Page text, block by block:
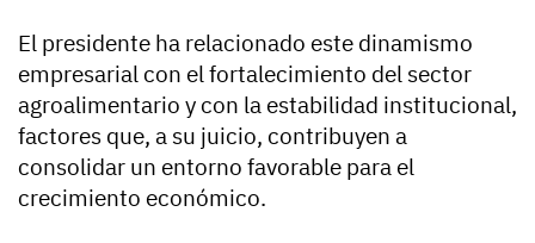
El presidente ha relacionado este dinamismo
empresarial con el fortalecimiento del sector
agroalimentario y con la estabilidad institucional,
factores que, a su juicio, contribuyen a
consolidar un entorno favorable para el
crecimiento económico.